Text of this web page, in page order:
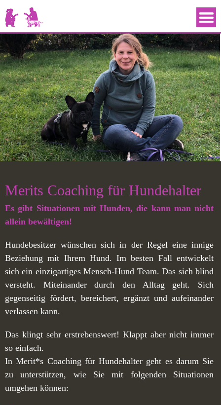
Merits Coaching für Hundehalter
Es gibt Situationen mit Hunden, die kann man nicht
allein bewältigen!
Hundebesitzer wünschen sich in der Regel eine innige
Beziehung mit Ihrem Hund. Im besten Fall entwickelt
sich ein einzigartiges Mensch-Hund Team. Das sich blind
versteht. Miteinander durch den Alltag geht. Sich
gegenseitig fördert, bereichert, ergänzt und aufeinander
verlassen kann.
Das klingt sehr erstrebenswert! Klappt aber nicht immer
so einfach.
In Merit*s Coaching für Hundehalter geht es darum Sie
zu unterstützen, wie Sie mit folgenden Situationen
umgehen können: